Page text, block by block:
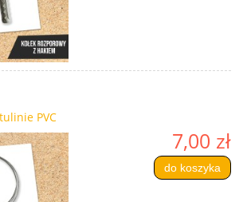
PVC
7,00 zł
do koszyka